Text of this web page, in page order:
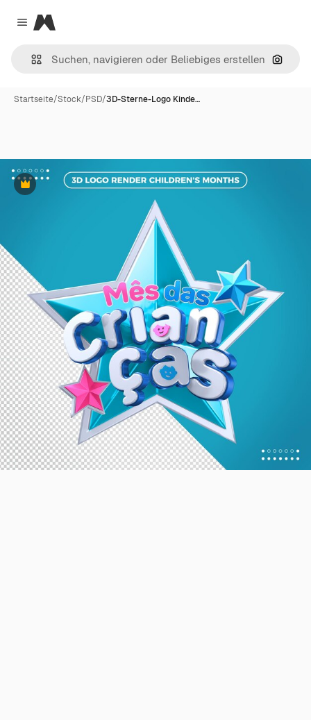
Close menu
Magnific
Nach
Startseite/Stock/PSD/3D-Sterne-Logo Kinde…
Premium